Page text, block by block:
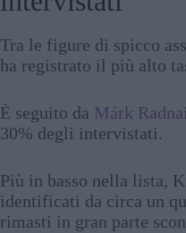
Tra le figure di spicco
ha registrato il più alto
È seguito da Márk Radnai
30% degli intervistati.
Più in basso nella lista,
identificati da circa un
rimasti in gran parte